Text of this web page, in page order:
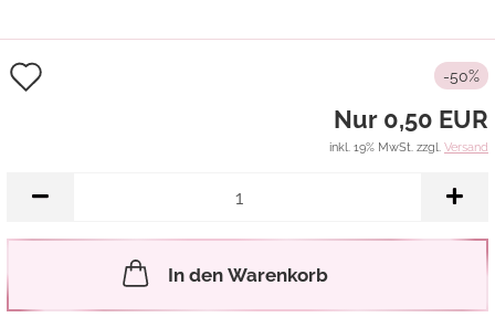
-50%
Nur 0,50 EUR
inkl. 19% MwSt. zzgl. Versand
In den Warenkorb